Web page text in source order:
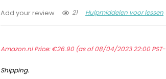
Add your review 21 Hulpmiddelen voor lessen
Amazon.nl Price:€26.90(as of 08/04/2023 22:00 PST-
Shipping.